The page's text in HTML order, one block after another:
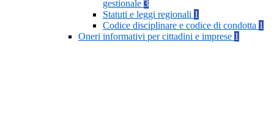
gestionale 3
Statuti e leggi regionali 1
Codice disciplinare e codice di condotta 1
Oneri informativi per cittadini e imprese 1